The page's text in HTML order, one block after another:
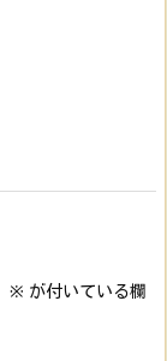
※ が付いている欄